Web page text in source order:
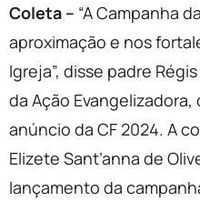
Coleta – “A Campanha
aproximação e nos
Igreja”, disse padre
da Ação
anúncio da CF 2024. A
Elizete Sant’anna de
lançamento da